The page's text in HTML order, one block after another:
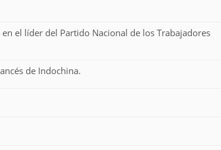
el líder del Partido Nacional de los Trabajadores
de Indochina.